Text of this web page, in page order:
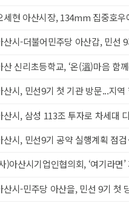
현 아산시장, 134mm 집중호우에 긴급재난
시-더불어민주당 아산갑, 민선 9기 첫 당정협의회…지
신리초등학교, ‘온(溫)마음 함께라면’ 기부행사로
산시, 민선9기 첫 기관 방문...지역 협력체
시, 삼성 113조 투자로 차세대 디스플레이·고대역폭 메모리(HBM)
시, 민선9기 공약 실행계획 점검…“기업투자·시민체감
)아산시기업인협의회, ‘여기라면’ 제1호 후원으로 따
시-민주당 아산을, 민선 9기 첫 당정협의회…‘50만 자